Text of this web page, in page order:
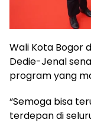
Wali Kota Bogor
Dedie-Jenal
program yang
“Semoga bisa
terdepan di